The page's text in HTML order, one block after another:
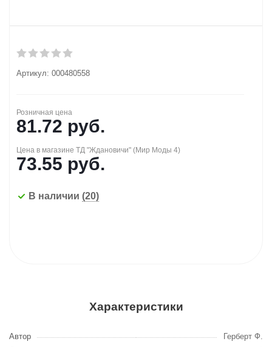
Артикул: 000480558
Розничная цена
81.72 руб.
Цена в магазине ТД "Ждановичи" (Мир Моды 4)
73.55 руб.
В наличии (20)
Характеристики
Автор
Герберт Ф.